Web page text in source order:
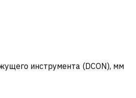
инструмента (DCON), мм